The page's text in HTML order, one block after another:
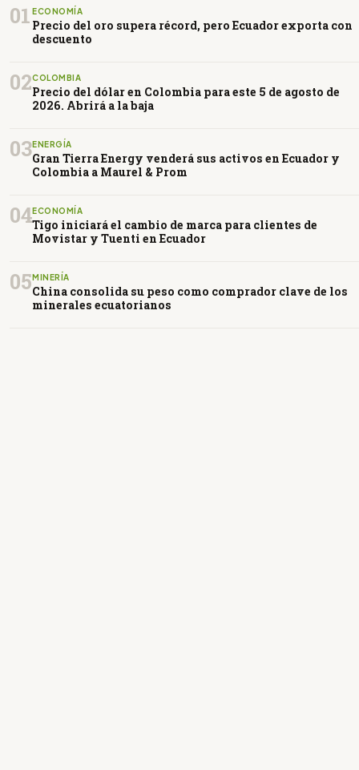
01 ECONOMÍA
Precio del oro supera récord, pero Ecuador exporta con
descuento
02COLOMBIA
Precio del dólar en Colombia para este 5 de agosto de
2026. Abrirá a la baja
03ENERGÍA
Gran Tierra Energy venderá sus activos en Ecuador y
Colombia a Maurel & Prom
04ECONOMÍA
Tigo iniciará el cambio de marca para clientes de
Movistar y Tuenti en Ecuador
05MINERÍA
China consolida su peso como comprador clave de los
minerales ecuatorianos